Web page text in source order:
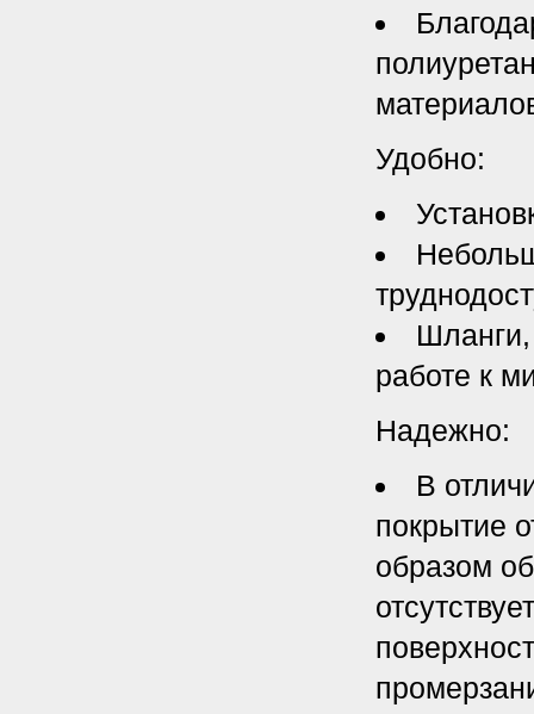
Удобно:
работе к
Надежно:
В
покрытие
образом